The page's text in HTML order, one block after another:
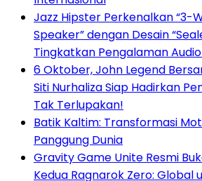
Jazz Hipster Perkenalkan “3-
Speaker” dengan Desain
Tingkatkan Pengalaman
6 Oktober, John Legend
Siti Nurhaliza Siap Hadirkan
Tak Terlupakan!
Batik Kaltim: Transformasi
Panggung Dunia
Gravity Game Unite Resmi
Kedua Ragnarok Zero: Global